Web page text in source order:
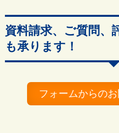
資料請求、ご質問、
も承ります！
フォームからの